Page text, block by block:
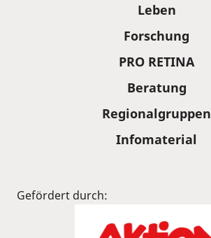
Leben
Forschung
PRO RETINA
Beratung
Regionalgruppen
Infomaterial
Gefördert durch: